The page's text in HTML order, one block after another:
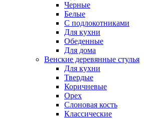
Черные
Белые
С подлокотниками
Для кухни
Обеденные
Для дома
Венские деревянные стулья
Для кухни
Твердые
Коричневые
Орех
Слоновая кость
Классические